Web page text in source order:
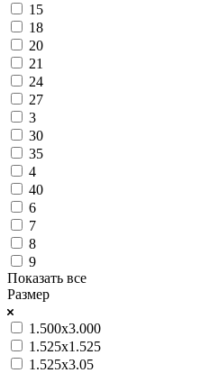
15
18
20
21
24
27
3
30
35
4
40
6
7
8
9
Показать все
Размер
1.500x3.000
1.525х1.525
1.525х3.05